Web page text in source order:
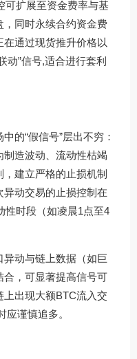
可扩展至资金费率与基
，同时永续合约资金费
通过现货推升价格以
动”信号,适合进行套利
的“假信号”层出不穷：
造波动、流动性枯竭
建立严格的止损机制
动交易的止损控制在
性时段（如凌晨1点至4
动与链上数据（如巨
，可显著提高信号可
出现大额BTC流入交
谨慎追多。